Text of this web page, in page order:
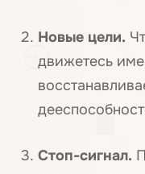
Новые цели.
движетесь
Стоп-сигнал.